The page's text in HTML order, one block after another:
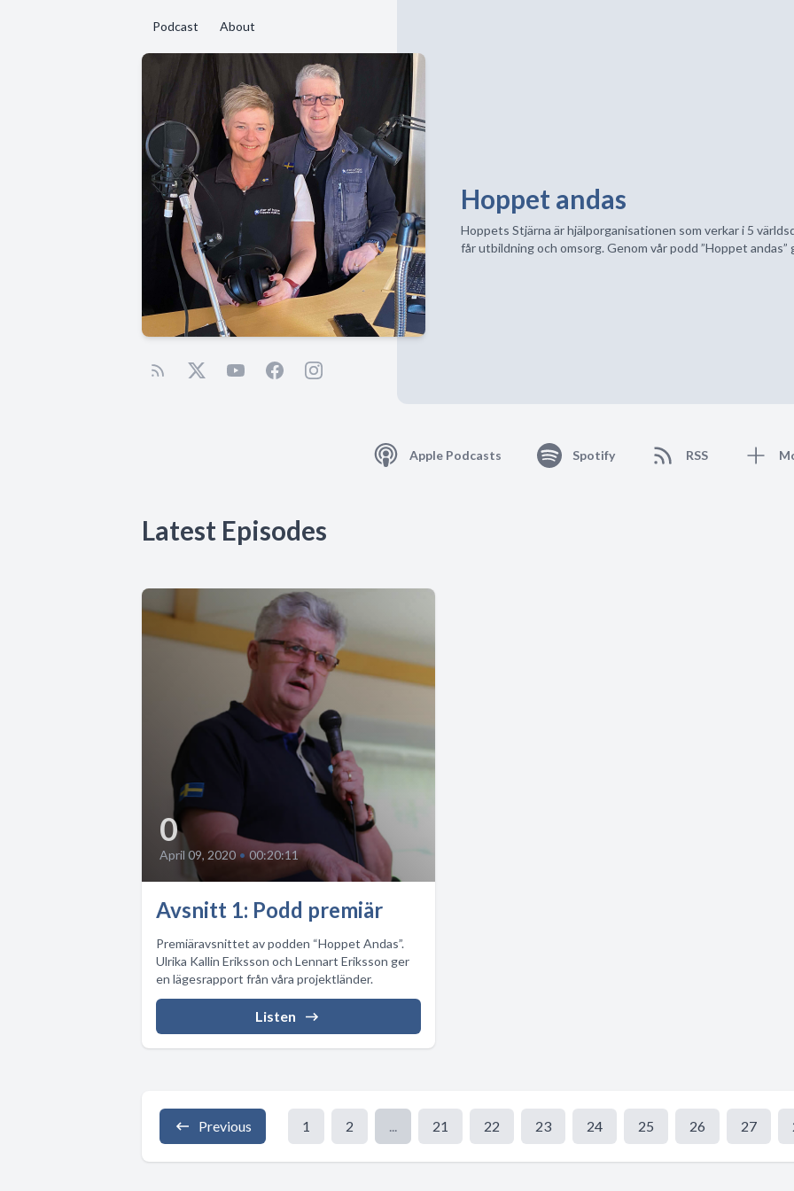
Podcast About
Hoppet andas
Hoppets Stjärna är hjälporganisationen som verkar i 5
får utbildning och omsorg. Genom vår podd ”Hoppet andas”
Apple Podcasts Spotify RSS
Latest Episodes
0
April 09, 2020 • 00:20:11
Avsnitt 1: Podd premiär
Premiäravsnittet av podden “Hoppet Andas”.
Ulrika Kallin Eriksson och Lennart Eriksson ger
en lägesrapport från våra projektländer.
Listen
Previous 1 2 21 22 23 24 25 26 27